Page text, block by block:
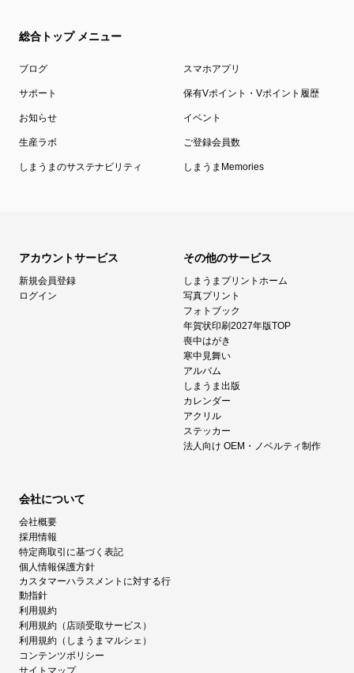
総合トップ メニュー
ブログ スマホアプリ
サポート 保有Vポイント・Vポイント履歴
お知らせ イベント
生産ラボ ご登録会員数
しまうまのサステナビリティ しまうまMemories
アカウントサービス
新規会員登録
ログイン
その他のサービス
しまうまプリントホーム
写真プリント
フォトブック
年賀状印刷2027年版TOP
喪中はがき
寒中見舞い
アルバム
しまうま出版
カレンダー
アクリル
ステッカー
法人向け OEM・ノベルティ制作
会社について
会社概要
採用情報
特定商取引に基づく表記
個人情報保護方針
カスタマーハラスメントに対する行
動指針
利用規約
利用規約（店頭受取サービス）
利用規約（しまうまマルシェ）
コンテンツポリシー
サイトマップ